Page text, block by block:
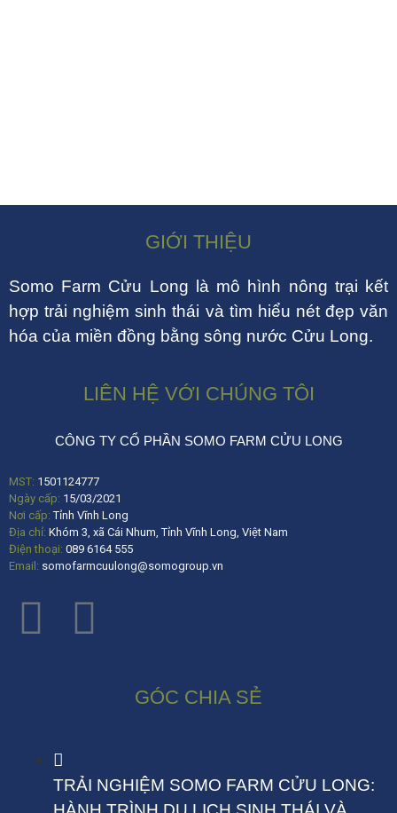
GIỚI THIỆU
Somo Farm Cửu Long là mô hình nông trại kết
hợp trải nghiệm sinh thái và tìm hiểu nét đẹp văn
hóa của miền đồng bằng sông nước Cửu Long.
LIÊN HỆ VỚI CHÚNG TÔI
CÔNG TY CỔ PHẦN SOMO FARM CỬU LONG
MST: 1501124777
Ngày cấp: 15/03/2021
Nơi cấp:Tỉnh Vĩnh Long
Địa chỉ: Khóm 3, xã Cái Nhum, Tỉnh Vĩnh Long, Việt Nam
Điện thoại: 089 6164 555
Email: somofarmcuulong@somogroup.vn
GÓC CHIA SẺ
TRẢI NGHIỆM SOMO FARM CỬU LONG: